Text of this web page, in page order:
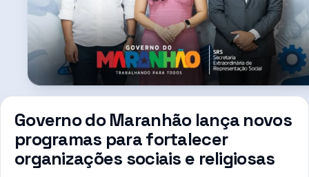
Governo do Maranhão lança novos
programas para fortalecer
organizações sociais e religiosas